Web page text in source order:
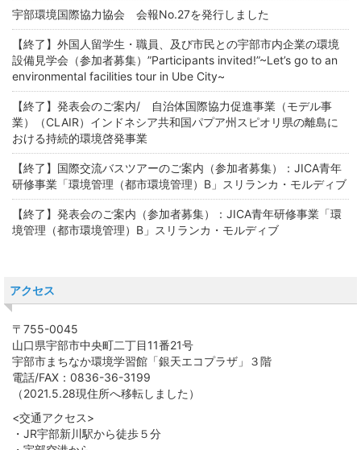
宇部環境国際協力協会 会報No.27を発行しました
【終了】外国人留学生・職員、及び市民との宇部市内企業の環境
設備見学会（参加者募集）”Participants invited!”~Let’s go to an
environmental facilities tour in Ube City~
【終了】発表会のご案内/ 自治体国際協力促進事業（モデル事
業）（CLAIR）インドネシア共和国パプア州スピオリ県の離島に
おける持続的環境啓発事業
【終了】国際交流バスツアーのご案内（参加者募集）：JICA青年
研修事業「環境管理（都市環境管理）B」スリランカ・モルディブ
【終了】発表会のご案内（参加者募集）：JICA青年研修事業「環
境管理（都市環境管理）B」スリランカ・モルディブ
アクセス
〒755-0045
山口県宇部市中央町二丁目11番21号
宇部市まちなか環境学習館「銀天エコプラザ」３階
電話/FAX：0836-36-3199
（2021.5.28現住所へ移転しました）
<交通アクセス>
・JR宇部新川駅から徒歩５分